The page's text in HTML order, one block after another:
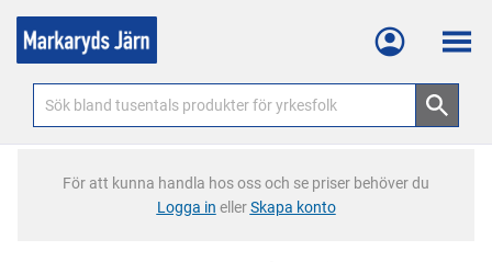
Meny
För att kunna handla hos oss och se priser behöver du
Logga in ellerSkapa konto